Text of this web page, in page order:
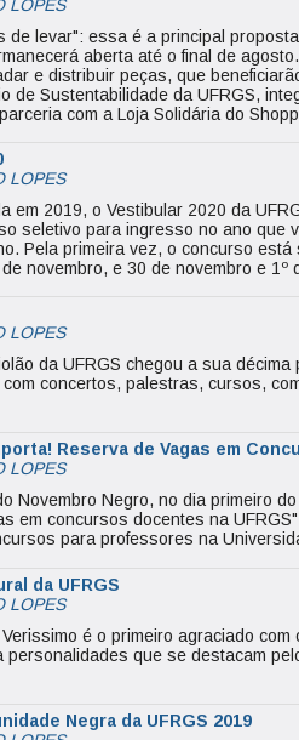
LOPES
de levar": essa é a principal
aberta até o final de
e distribuir peças, que
de Sustentabilidade da UFRGS,
com a Loja Solidária do
LOPES
em 2019, o Vestibular 2020 da
seletivo para ingresso no ano que
Pela primeira vez, o concurso
novembro, e 30 de novembro e 1º
LOPES
da UFRGS chegou a sua
concertos, palestras, cursos,
Reserva de Vagas em
LOPES
Novembro Negro, no dia primeiro
em concursos docentes na
para professores na
da UFRGS
LOPES
é o primeiro agraciado
personalidades que se destacam
Negra da UFRGS 2019